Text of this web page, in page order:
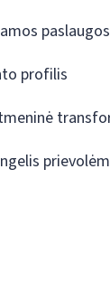
paslaugos
profilis